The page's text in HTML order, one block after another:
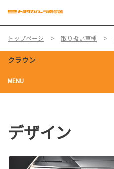
トップページ 取り扱い車種
クラウン
MENU
デザイン